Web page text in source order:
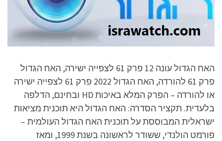
האח הגדול עונה 12 פרק 61 לצפייה ישירה, האח הגדול
פרק 61 להורדה, האח הגדול 2022 פרק 61 לצפייה ישירה
או להורדה – הפרק המלא באיכות HD ובחינם, הדלפה
בלעדית. תקציר הסדרה: האח הגדול היא תוכנית מציאות
ישראלית המבוססת על תוכנית האח הגדול העולמית –
פורמט הולנדי, ששודר לראשונה בשנת 1999, ומאז